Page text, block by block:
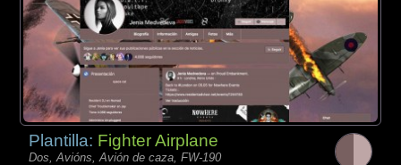
Plantilla: Fighter Airplane
Dos, Avións, Avión de caza, FW-190